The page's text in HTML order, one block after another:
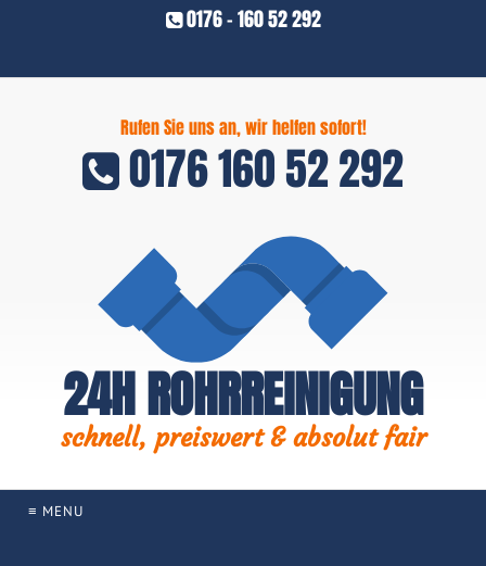
0176 - 160 52 292
Rufen Sie uns an, wir helfen sofort!
0176 160 52 292
24H ROHRREINIGUNG
schnell, preiswert & absolut fair
≡ MENU